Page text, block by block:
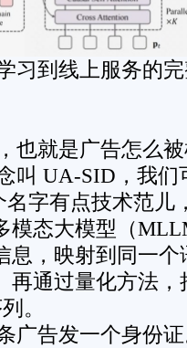
习到线上服务的
也就是广告怎么
叫 UA-SID，我们
字有点技术范儿
模态大模型（
息，映射到同一
再通过量化方法
。
广告发一个身份